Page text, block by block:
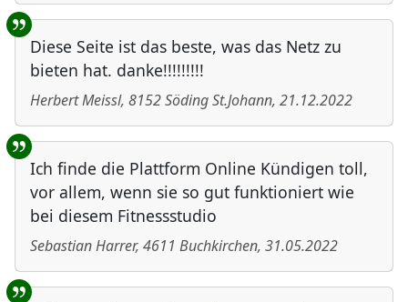
Diese Seite ist das beste, was das Netz zu
bieten hat. danke!!!!!!!!!
Herbert Meissl, 8152Söding St.Johann, 21.12.2022
Ich finde die Plattform Online Kündigen toll,
vor allem, wenn sie so gut funktioniert wie
bei diesem Fitnessstudio
Sebastian Harrer, 4611 Buchkirchen, 31.05.2022